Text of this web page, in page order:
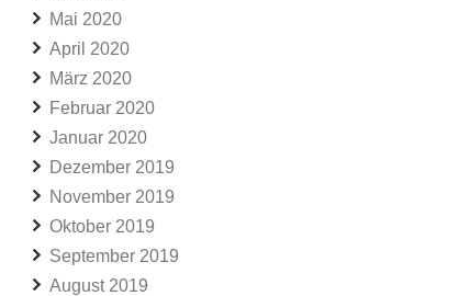
Mai 2020
April 2020
März 2020
Februar 2020
Januar 2020
Dezember 2019
November 2019
Oktober 2019
September 2019
August 2019